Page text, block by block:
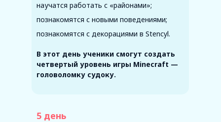
В этот день ученики смогут создать
четвертый уровень игры Minecraft —
головоломку судоку.
5 день
научатся работать с «районами»;
познакомятся с новыми поведениями;
познакомятся с декорациями в Stencyl.